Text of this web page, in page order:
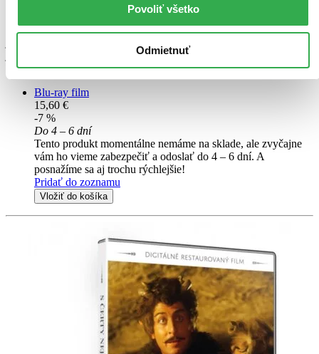
Povoliť všetko
Odmietnuť
V jednom malém knížectví, kterému spíš než stárnoucí kníže vládne
jeho zlá a chtivá macecha za pomoci správce připraví o rodný mlýn
a Petr skončí na vojně, musí zakročit samo peklo, aby...
Blu-ray film
15,60 €
-7 %
Do 4 – 6 dní
Tento produkt momentálne nemáme na sklade, ale zvyčajne
vám ho vieme zabezpečiť a odoslať do 4 – 6 dní. A
posnažíme sa aj trochu rýchlejšie!
Pridať do zoznamu
Vložiť do košíka